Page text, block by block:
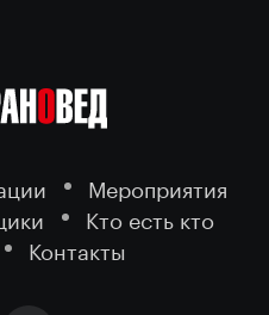
Мероприятия
Кто есть кто
Контакты